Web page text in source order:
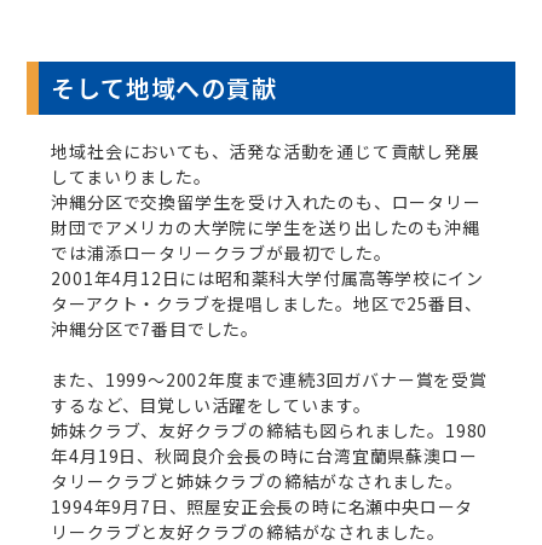
そして地域への貢献
地域社会においても、活発な活動を通じて貢献し発展
してまいりました。
沖縄分区で交換留学生を受け入れたのも、ロータリー
財団でアメリカの大学院に学生を送り出したのも沖縄
では浦添ロータリークラブが最初でした。
2001年4月12日には昭和薬科大学付属高等学校にイン
ターアクト・クラブを提唱しました。地区で25番目、
沖縄分区で7番目でした。
また、1999～2002年度まで連続3回ガバナー賞を受賞
するなど、目覚しい活躍をしています。
姉妹クラブ、友好クラブの締結も図られました。1980
年4月19日、秋岡良介会長の時に台湾宜蘭県蘇澳ロー
タリークラブと姉妹クラブの締結がなされました。
1994年9月7日、照屋安正会長の時に名瀬中央ロータ
リークラブと友好クラブの締結がなされました。